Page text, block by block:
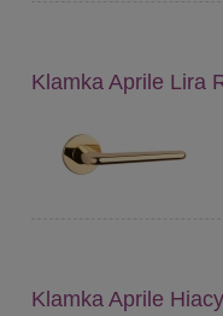
Klamka Aprile Lira
Klamka Aprile